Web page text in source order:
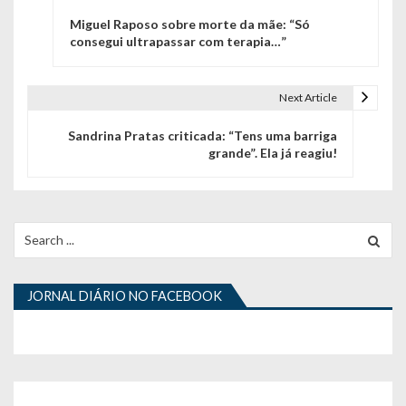
ã
o
d
Miguel Raposo sobre morte da mãe: “Só
consegui ultrapassar com terapia…”
Next Article
Sandrina Pratas criticada: “Tens uma barriga
grande”. Ela já reagiu!
for:
JORNAL DIÁRIO NO FACEBOOK